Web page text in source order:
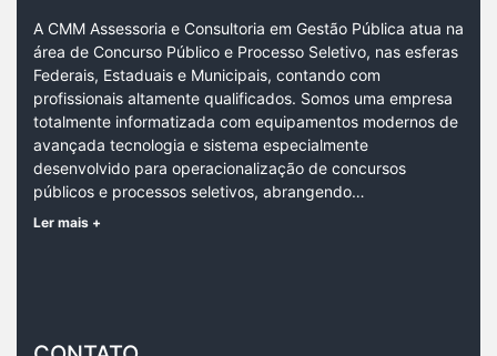
A CMM Assessoria e Consultoria em Gestão Pública atua na
área de Concurso Público e Processo Seletivo, nas esferas
Federais, Estaduais e Municipais, contando com
profissionais altamente qualificados. Somos uma empresa
totalmente informatizada com equipamentos modernos de
avançada tecnologia e sistema especialmente
desenvolvido para operacionalização de concursos
públicos e processos seletivos, abrangendo…
Ler mais +